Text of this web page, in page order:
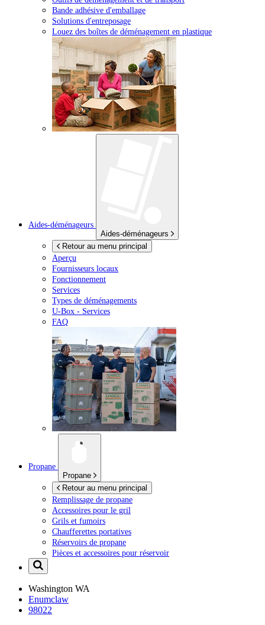
Bande adhésive d'emballage
Solutions d'entreposage
Louez des boîtes de déménagement en plastique
Aides-déménageurs
Aides-déménageurs
Retour au menu principal
Aperçu
Fournisseurs locaux
Fonctionnement
Services
Types de déménagements
U-Box - Services
FAQ
Propane
Propane
Retour au menu principal
Remplissage de propane
Accessoires pour le gril
Grils et fumoirs
Chaufferettes portatives
Réservoirs de propane
Pièces et accessoires pour réservoir
Washington WA
Enumclaw
98022